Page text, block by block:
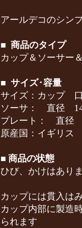
アールデコのシン
■ 商品のタイプ
カップ＆ソーサー
■ サイズ･容量
サイズ：カップ
ソーサ： 直径
プレート： 直径
原産国：イギリ
■ 商品の状態
ひび、かけはあり
カップには貫入は
カップ内部に製造
られます